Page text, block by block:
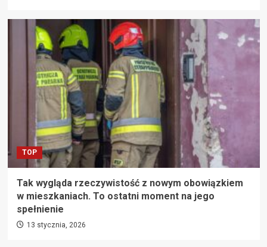
TOP
Tak wygląda rzeczywistość z nowym obowiązkiem
w mieszkaniach. To ostatni moment na jego
spełnienie
13 stycznia, 2026